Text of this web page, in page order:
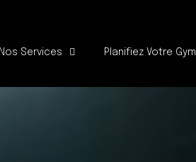
Nos Services Planifiez Votre Gym